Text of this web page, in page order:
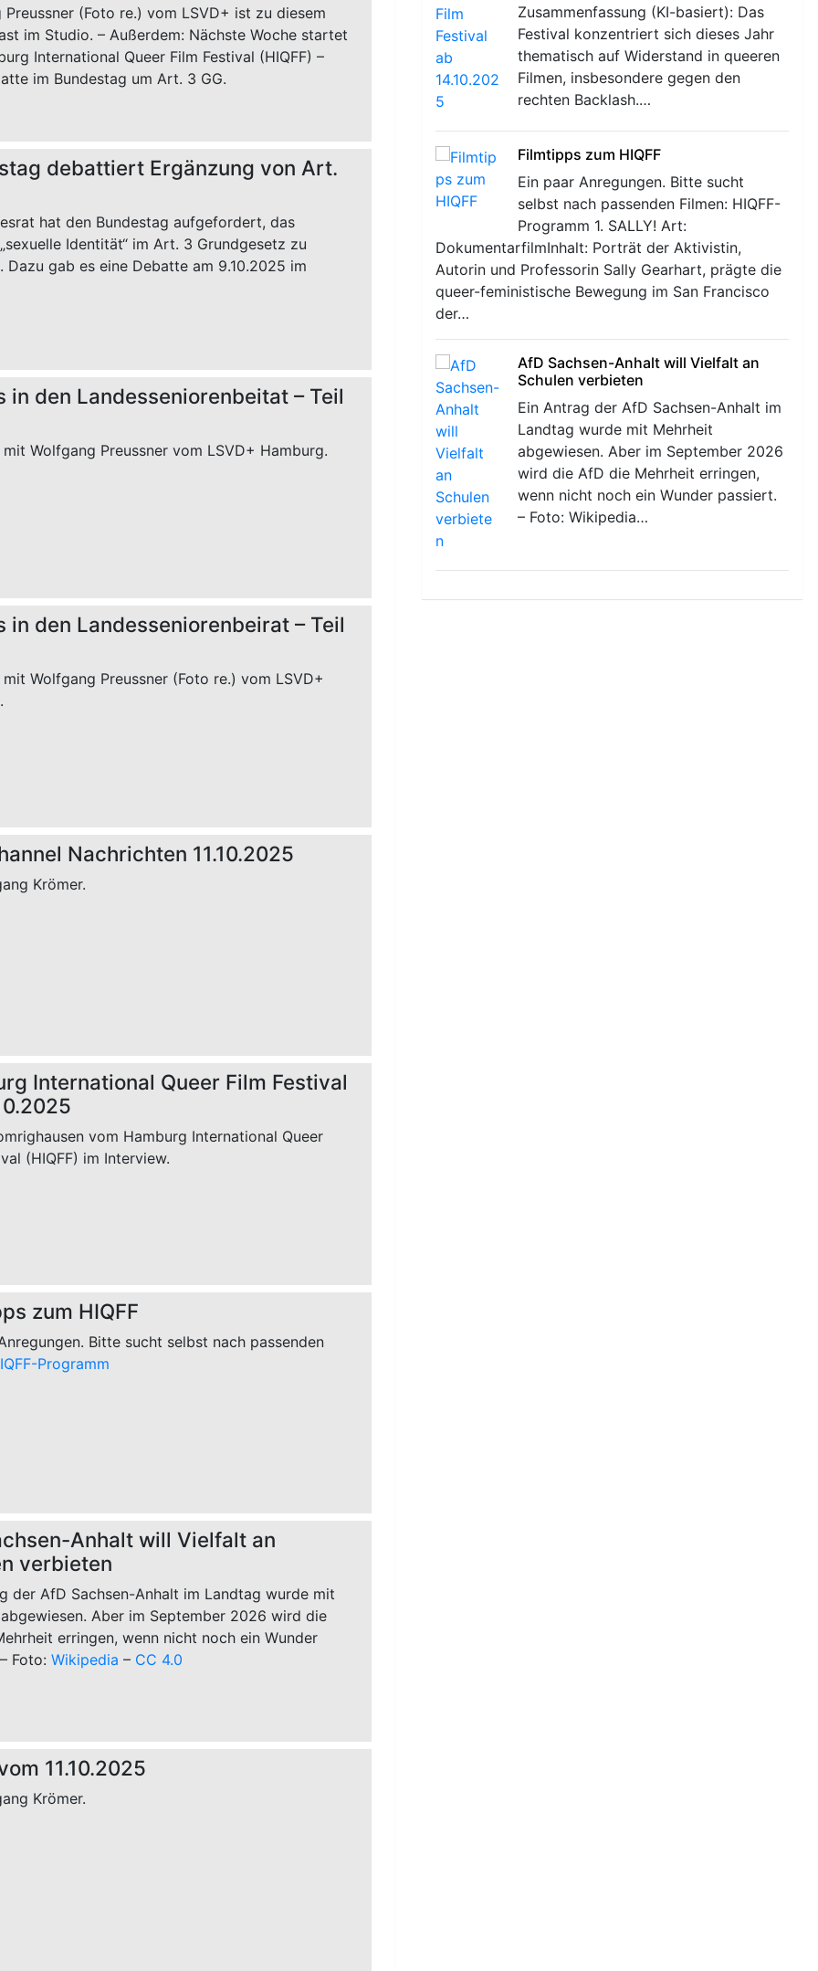
Preussner (Foto re.) vom LSVD+ ist zu diesem
im Studio. – Außerdem: Nächste Woche startet
International Queer Film Festival (HIQFF) –
im Bundestag um Art. 3 GG.
debattiert Ergänzung von Art.
hat den Bundestag aufgefordert, das
Identität“ im Art. 3 Grundgesetz zu
Dazu gab es eine Debatte am 9.10.2025 im
in den Landesseniorenbeitat – Teil
Wolfgang Preussner vom LSVD+ Hamburg.
in den Landesseniorenbeirat – Teil
Wolfgang Preussner (Foto re.) vom LSVD+
Nachrichten 11.10.2025
Krömer.
International Queer Film Festival
vom Hamburg International Queer
(HIQFF) im Interview.
zum HIQFF
Bitte sucht selbst nach passenden
Programm
Anhalt will Vielfalt an
verbieten
der AfD Sachsen-Anhalt im Landtag wurde mit
Aber im September 2026 wird die
erringen, wenn nicht noch ein Wunder
Foto: Wikipedia – CC 4.0
11.10.2025
Krömer.
Zusammenfassung (KI-basiert): Das
Festival konzentriert sich dieses Jahr
thematisch auf Widerstand in queeren
Filmen, insbesondere gegen den
rechten Backlash.…
Filmtipps zum HIQFF
Ein paar Anregungen. Bitte sucht
selbst nach passenden Filmen: HIQFF-
Programm 1. SALLY! Art:
DokumentarfilmInhalt: Porträt der Aktivistin,
Autorin und Professorin Sally Gearhart, prägte die
queer-feministische Bewegung im San Francisco
der…
AfD Sachsen-Anhalt will Vielfalt an
Schulen verbieten
Ein Antrag der AfD Sachsen-Anhalt im
Landtag wurde mit Mehrheit
abgewiesen. Aber im September 2026
wird die AfD die Mehrheit erringen,
wenn nicht noch ein Wunder passiert.
– Foto: Wikipedia…